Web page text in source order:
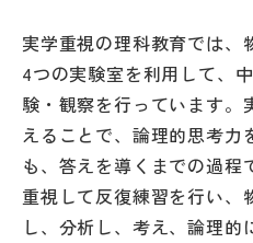
実学重視の理科教育では、
4つの実験室を利用して、
験・観察を行っています。
えることで、論理的思考力
も、答えを導くまでの過程
重視して反復練習を行い、
し、分析し、考え、論理的